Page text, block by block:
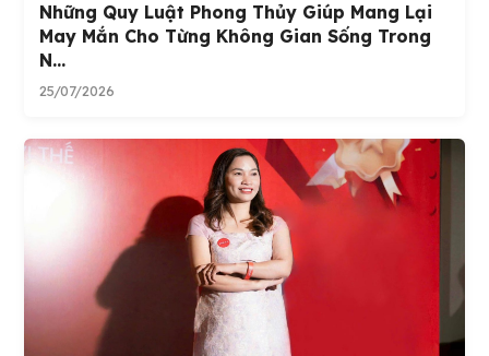
Những Quy Luật Phong Thủy Giúp Mang Lại
May Mắn Cho Từng Không Gian Sống Trong
N...
25/07/2026